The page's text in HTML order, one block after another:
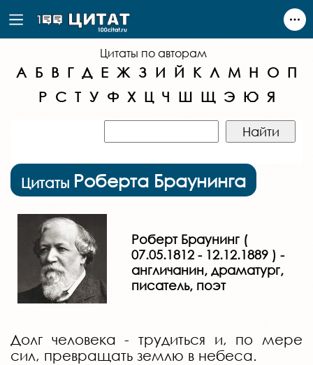
Цитаты по авторам
А Б В Г Д Е Ж З И Й К Л М Н О П
Р С Т У Ф Х Ц Ч Ш Щ Э Ю Я
Цитаты Роберта Браунинга
Роберт Браунинг (
07.05.1812 - 12.12.1889 ) -
англичанин, драматург,
писатель, поэт
Долг человека - трудиться и, по мере
сил, превращать землю в небеса.